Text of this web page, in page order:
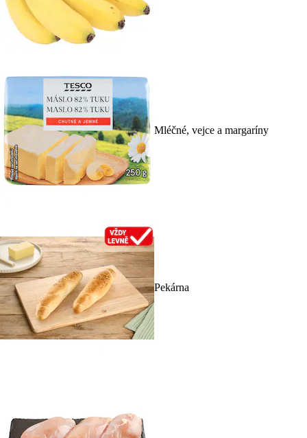
Mléčné, vejce a margaríny
Pekárna